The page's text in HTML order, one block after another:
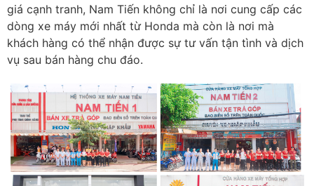
giá cạnh tranh, Nam Tiến không chỉ là nơi cung cấp các
dòng xe máy mới nhất từ Honda mà còn là nơi mà
khách hàng có thể nhận được sự tư vấn tận tình và dịch
vụ sau bán hàng chu đáo.